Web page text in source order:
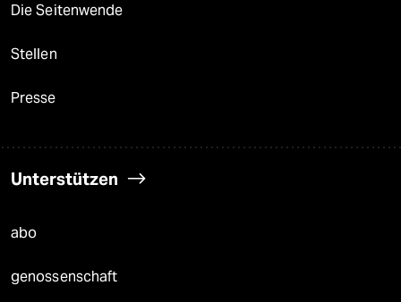
Die Seitenwende
Stellen
Presse
Unterstützen
abo
genossenschaft